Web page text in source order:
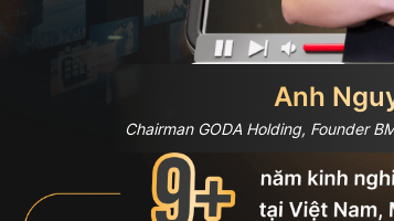
Anh
Chairman GODA Holding, Founder